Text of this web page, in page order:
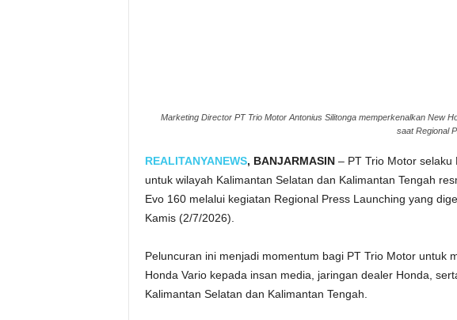
Marketing Director PT Trio Motor Antonius Silitonga memperkenalkan New
saat Regional
REALITANYANEWS, BANJARMASIN– PT Trio Motor selaku
untuk wilayah Kalimantan Selatan dan Kalimantan Tengah
Evo 160 melalui kegiatan Regional Press Launching yang
Kamis (2/7/2026).
Peluncuran ini menjadi momentum bagi PT Trio Motor untuk
Honda Vario kepada insan media, jaringan dealer Honda,
Kalimantan Selatan dan Kalimantan Tengah.